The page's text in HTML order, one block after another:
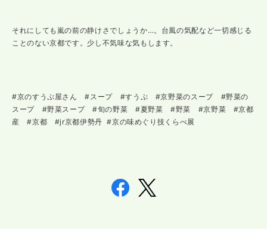
それにしても嵐の前の静けさでしょうか…。台風の気配など一切感じる
ことのない京都です。少し不気味な気もします。
#京のすうぷ屋さん #スープ #すうぷ #京野菜のスープ #野菜の
スープ #野菜スープ #旬の野菜 #夏野菜 #野菜 #京野菜 #京都
産 #京都 #jr京都伊勢丹 #京の味めぐり技くらべ展